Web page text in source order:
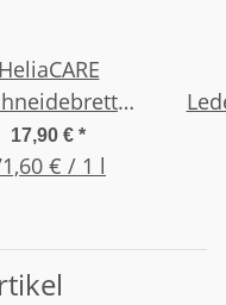
HeliaCARE
Pflege-Öl
17,90 € *
€ / 1 l